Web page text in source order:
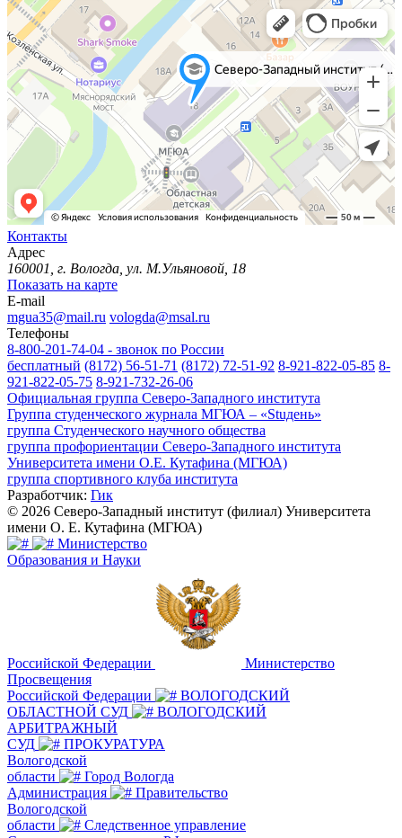
Контакты
Адрес
160001, г. Вологда, ул. М.Ульяновой, 18
Показать на карте
E-mail
mgua35@mail.ru vologda@msal.ru
Телефоны
8-800-201-74-04 - звонок по России
бесплатный (8172) 56-51-71 (8172) 72-51-92 8-921-822-05-85 8-
921-822-05-75 8-921-732-26-06
Официальная группа Северо-Западного института
Группа студенческого журнала МГЮА – «Stuдень»
группа Студенческого научного общества
группа профориентации Северо-Западного института
Университета имени О.Е. Кутафина (МГЮА)
группа спортивного клуба института
Разработчик: Гик
© 2026 Северо-Западный институт (филиал) Университета
имени О. Е. Кутафина (МГЮА)
Министерство
Образования и Науки
Российской Федерации
Министерство
Просвещения
Российской Федерации
ВОЛОГОДСКИЙ
ОБЛАСТНОЙ СУД
ВОЛОГОДСКИЙ
АРБИТРАЖНЫЙ
СУД
ПРОКУРАТУРА
Вологодской
области
Город Вологда
Администрация
Правительство
Вологодской
области
Следственное управление